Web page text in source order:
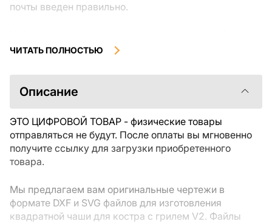
почты введен правильно.
загрузки, не подлежат возврату или обмену после их
ознакомиться с описанием товара и задать все
интересующие Вас вопросы перед покупкой. Если у
свяжитесь с продавцом напрямую.
ЧИТАТЬ ПОЛНОСТЬЮ
Описание
ЭТО ЦИФРОВОЙ ТОВАР - физические товары
отправляться не будут. После оплаты вы мгновенно
получите ссылку для загрузки приобретенного
товара.
Мы предлагаем вам оригинальные чертежи в
формате DXF и SVG файлов для изготовления
квадратной чаши для костра с грилем V2. Файлы